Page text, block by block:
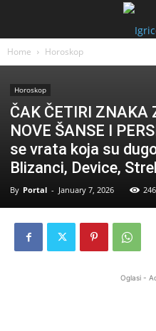
Home Horoskop
Horoskop
ČAK ČETIRI
NOVE ŠANSE I
se vrata koja su
Blizanci, Device,
By Portal - January 7, 2026
Oglasi -